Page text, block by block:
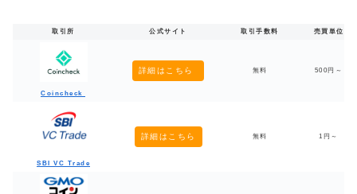
取引所 公式サイト 取引手数料 売買単位
Coincheck
詳細はこちら 無料 500円～
SBI VC Trade
詳細はこちら 無料 1円～